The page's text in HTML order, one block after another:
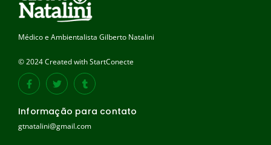
Médico e Ambientalista Gilberto Natalini
© 2024 Created with StartConecte
Informação para contato
gtnatalini@gmail.com